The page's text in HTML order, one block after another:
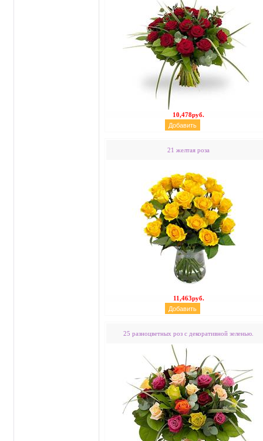
10,478руб.
21 желтая роза
11,463руб.
25 разноцветных роз с декоративной зеленью.